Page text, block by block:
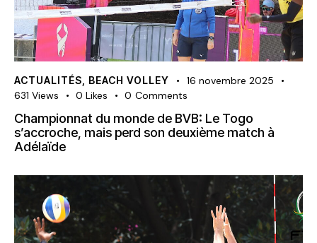
ACTUALITÉS BEACH VOLLEY
16 novembre 2025
631 Views 0 Likes 0 Comments
Championnat du monde de BVB: Le Togo
s’accroche, mais perd son deuxième match à
Adélaïde